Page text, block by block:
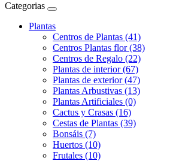
Categorias
Plantas
Centros de Plantas (41)
Centros Plantas flor (38)
Centros de Regalo (22)
Plantas de interior (67)
Plantas de exterior (47)
Plantas Arbustivas (13)
Plantas Artificiales (0)
Cactus y Crasas (16)
Cestas de Plantas (39)
Bonsáis (7)
Huertos (10)
Frutales (10)